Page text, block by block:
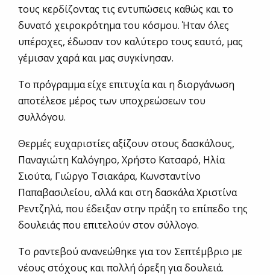
τους κερδίζοντας τις εντυπώσεις καθώς και το
δυνατό χειροκρότημα του κόσμου. Ήταν όλες
υπέροχες, έδωσαν τον καλύτερο τους εαυτό, μας
γέμισαν χαρά και μας συγκίνησαν.
Το πρόγραμμα είχε επιτυχία και η διοργάνωση
αποτέλεσε μέρος των υποχρεώσεων του
συλλόγου.
Θερμές ευχαριστίες αξίζουν στους δασκάλους,
Παναγιώτη Καλόγηρο, Χρήστο Κατσαρό, Ηλία
Σιούτα, Γιώργο Τσιακάρα, Κωνσταντίνο
Παπαβασιλείου, αλλά και στη δασκάλα Χριστίνα
Ρεντζηλά, που έδειξαν στην πράξη το επίπεδο της
δουλειάς που επιτελούν στον σύλλογο.
Το ραντεβού ανανεώθηκε για τον Σεπτέμβριο με
νέους στόχους και πολλή όρεξη για δουλειά.